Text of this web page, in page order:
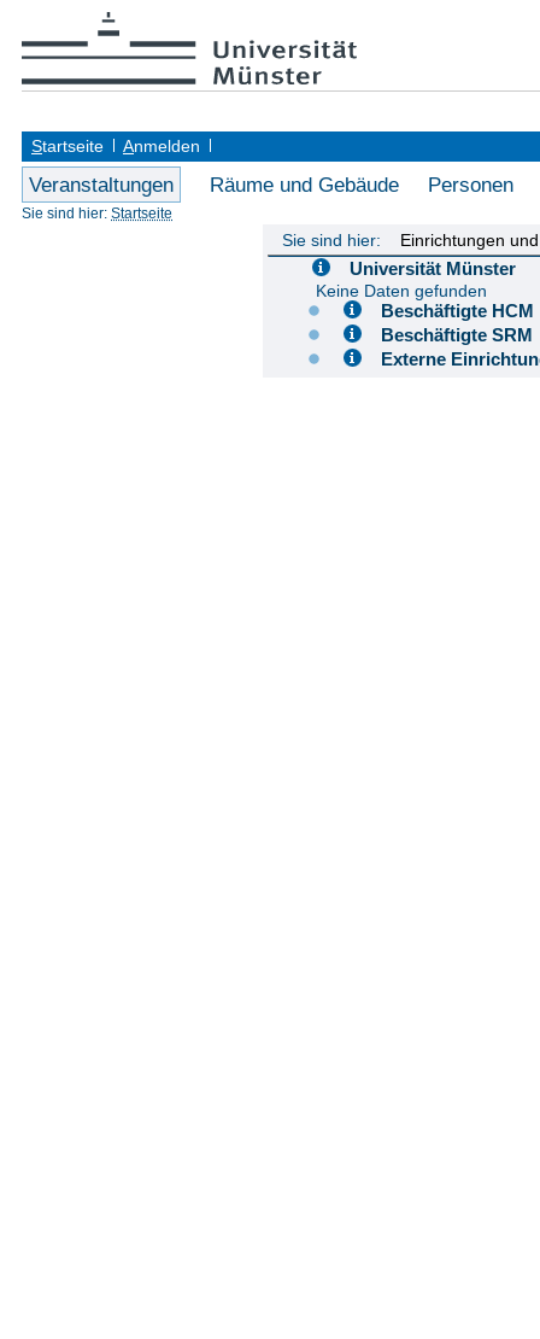
Startseite Anmelden
Veranstaltungen Räume und Gebäude Personen
Sie sind hier: Startseite
Sie sind hier: Einrichtungen
Universität Münster
Keine Daten gefunden
Beschäftigte
Beschäftigte
Externe